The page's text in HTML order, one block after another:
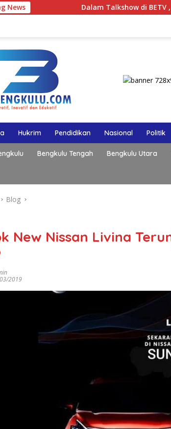
News Dalam Talkshow di BETV , Kapolda
Hukrim Pendidikan Nasional Politik
Bengkulu Tengah Bengkulu Utara
Blog
New Nissan Livina
2019